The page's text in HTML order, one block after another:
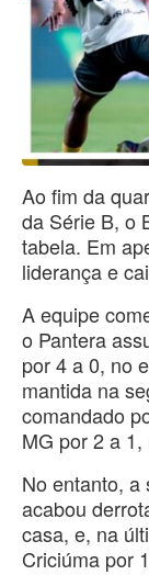
Ao fim da
da Série B, o
tabela. Em
liderança e
A equipe
o Pantera
por 4 a 0, no
mantida na
comandado
MG por 2 a 1,
No entanto, a
acabou
casa, e, na
Criciúma por